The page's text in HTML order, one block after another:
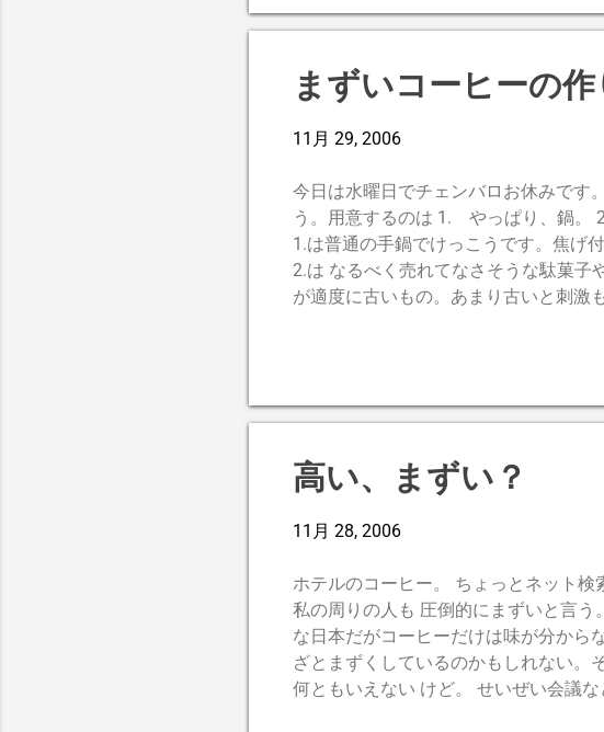
まずいコーヒーの
11月 29, 2006
今日は水曜日でチェンバロお休みです
う。用意するのは 1. やっぱり、鍋
1.は普通の手鍋でけっこうです。焦げ
2.は なるべく売れてなさそうな駄菓子
が適度に古いもの。あまり古いと刺激
を入れてぐつぐつ煮るだけです。強
高い、まずい？
11月 28, 2006
ホテルのコーヒー。 ちょっとネット検
私の周りの人も 圧倒的にまずいと言
な日本だがコーヒーだけは味が分から
ざとまずくしているのかもしれない。
何ともいえない けど。 せいぜい会議